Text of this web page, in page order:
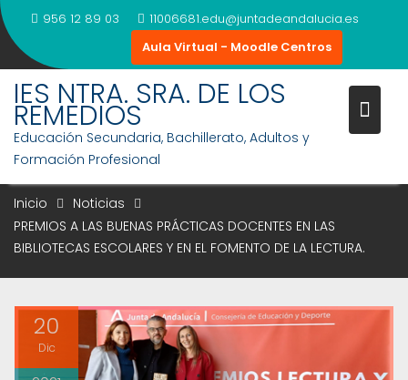
Saltar
al
contenido
956 12 89 03
11006681.edu@juntadeandalucia.es
Aula Virtual - Moodle Centros
IES NTRA. SRA. DE LOS
REMEDIOS
Educación Secundaria, Bachillerato, Adultos y
Formación Profesional
PREMIOS A LAS BUENAS
PRÁCTICAS DOCENTES EN LAS
BIBLIOTECAS ESCOLARES Y EN
FOMENTO DE LA LECTURA.
Inicio
Noticias
PREMIOS A LAS BUENAS PRÁCTICAS DOCENTES EN LAS
BIBLIOTECAS ESCOLARES Y EN EL FOMENTO DE LA LECTURA.
20
Dic